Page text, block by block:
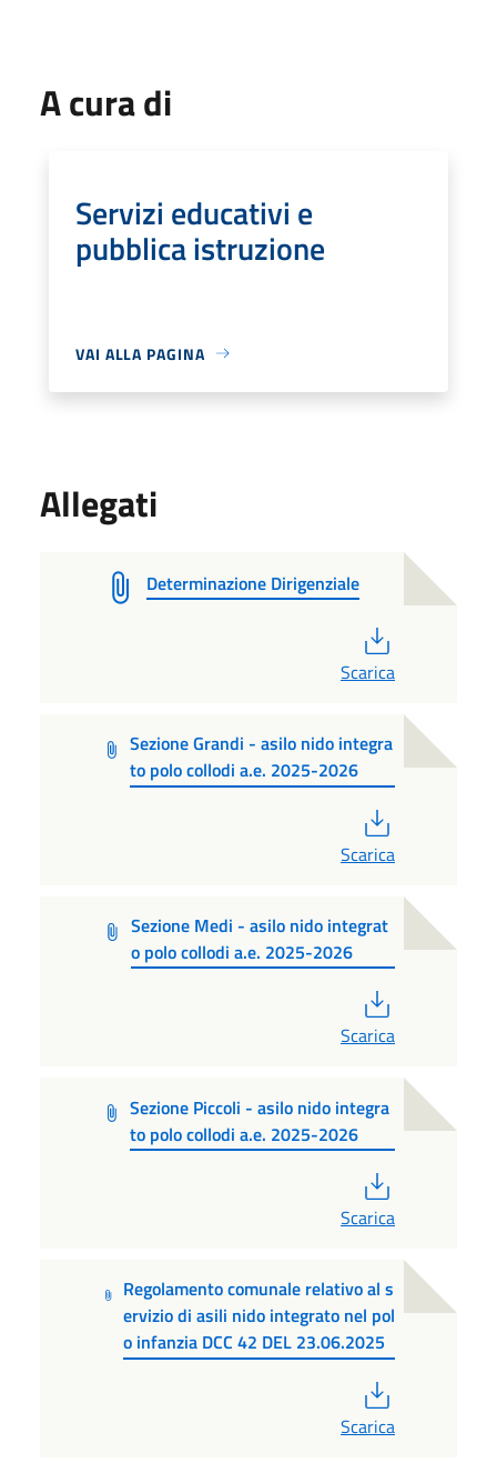
A cura di
Servizi educativi e
pubblica istruzione
VAI ALLA PAGINA
Allegati
Determinazione Dirigenziale
Scarica
Sezione Grandi - asilo nido integra
to polo collodi a.e. 2025-2026
Scarica
Sezione Medi - asilo nido integrat
o polo collodi a.e. 2025-2026
Scarica
Sezione Piccoli - asilo nido integra
to polo collodi a.e. 2025-2026
Scarica
Regolamento comunale relativo al s
ervizio di asili nido integrato nel pol
o infanzia DCC 42 DEL 23.06.2025
Scarica